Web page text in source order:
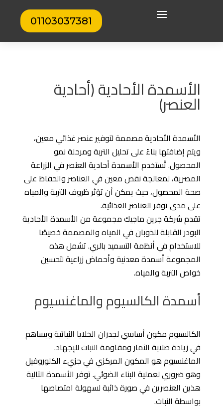
01103037381
الأسمدة الأحادية (أحادية
العنصر)
الأسمدة الأحادية مصممة لتوفير عنصر غذائي معين،
ويتم إضافتها بناءً على تحليل التربة ومرحلة نمو
المحصول. تُستخدم الأسمدة أحادية العنصر في الزراعة
المصرية، لمعالجة نقص معين في العناصر والحفاظ على
صحة المحصول، حيث يمكن أن تؤثر ظروف التربة والمياه
على مدى توفر العناصر الغذائية.
تقدم شركة جرين ماجيك مجموعة من الأسمدة الأحادية
البودر القابلة للذوبان في المياه والمصممة خصيصًا
للاستخدام في أنظمة التسميد بالري. تشمل هذه
المجموعة أسمدة معدنية وأحماض زراعية لتحسين
خواص التربة والمياه.
أسمدة الكالسيوم والماغنسيوم
الكالسيوم مكون أساسي لجدران الخلايا النباتية ويساهم
في زيادة صلابة الثمار ومقاومة النبات للإجهاد.
الماغنسيوم هو المكون المركزي في جزيء الكلوروفيل
وهو ضروري لعملية البناء الضوئي. توفر الأسمدة التالية
هذين العنصرين في صورة ذائبة لسهولة امتصاصها
بواسطة النبات.